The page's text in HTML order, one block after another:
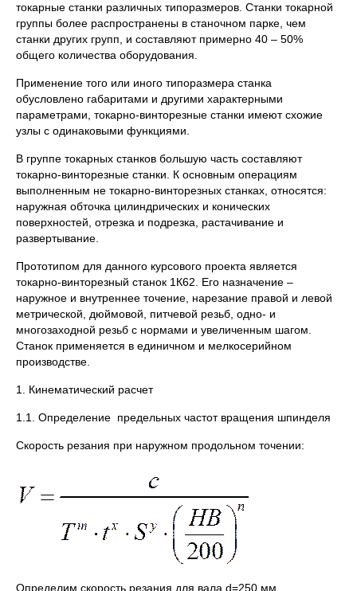
токарные станки различных типоразмеров. Станки токарной
группы более распространены в станочном парке, чем
станки других групп, и составляют примерно 40 – 50%
общего количества оборудования.
Применение того или иного типоразмера станка
обусловлено габаритами и другими характерными
параметрами, токарно-винторезные станки имеют схожие
узлы с одинаковыми функциями.
В группе токарных станков большую часть составляют
токарно-винторезные станки. К основным операциям
выполненным не токарно-винторезных станках, относятся:
наружная обточка цилиндрических и конических
поверхностей, отрезка и подрезка, растачивание и
развертывание.
Прототипом для данного курсового проекта является
токарно-винторезный станок 1К62. Его назначение –
наружное и внутреннее точение, нарезание правой и левой
метрической, дюймовой, питчевой резьб, одно- и
многозаходной резьб с нормами и увеличенным шагом.
Станок применяется в единичном и мелкосерийном
производстве.
1. Кинематический расчет
1.1. Определение предельных частот вращения шпинделя
Скорость резания при наружном продольном точении:
Определим скорость резания для вала d=250 мм.